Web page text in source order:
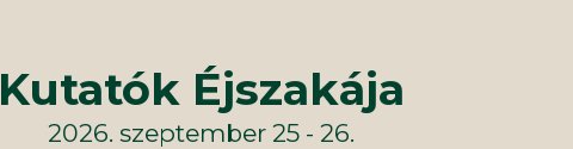
Kutatók Éjszakája
2026. szeptember 25 - 26.